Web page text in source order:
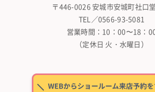
〒446-0026 安城市安城町社口
TEL／0566-93-5081
営業時間：10：00〜18：
（定休日 火・水曜日）